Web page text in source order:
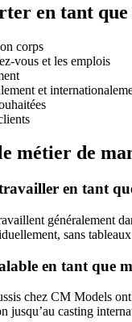
en tant
corps
vous et les emplois
et
métier de
en tant
généralement
sans
en tant que
chez CM Models
jusqu’au casting